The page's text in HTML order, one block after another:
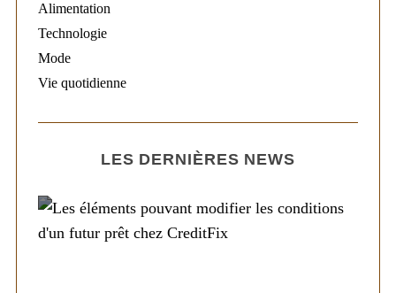
Alimentation
Technologie
Mode
Vie quotidienne
LES DERNIÈRES NEWS